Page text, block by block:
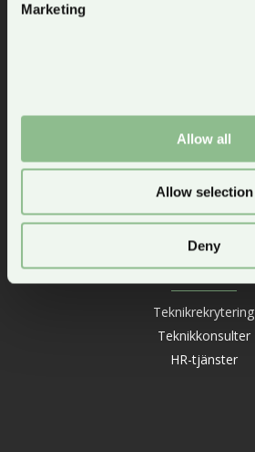
Marketing
Allow all
Allow selection
Deny
OM FÖRETAGET
Kontakta oss
Om Thalamus
Artiklar
TJÄNSTER
Teknikrekrytering
Teknikkonsulter
HR-tjänster